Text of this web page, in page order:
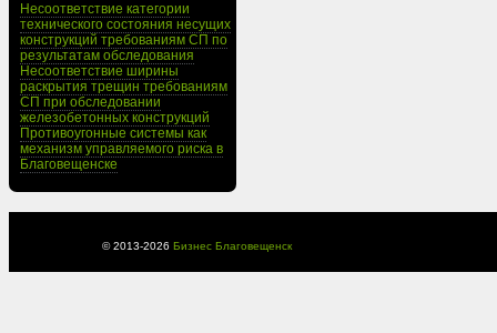
Несоответствие категории
технического состояния несущих
конструкций требованиям СП по
результатам обследования
Несоответствие ширины
раскрытия трещин требованиям
СП при обследовании
железобетонных конструкций
Противоугонные системы как
механизм управляемого риска в
Благовещенске
© 2013-2026 Бизнес Благовещенск